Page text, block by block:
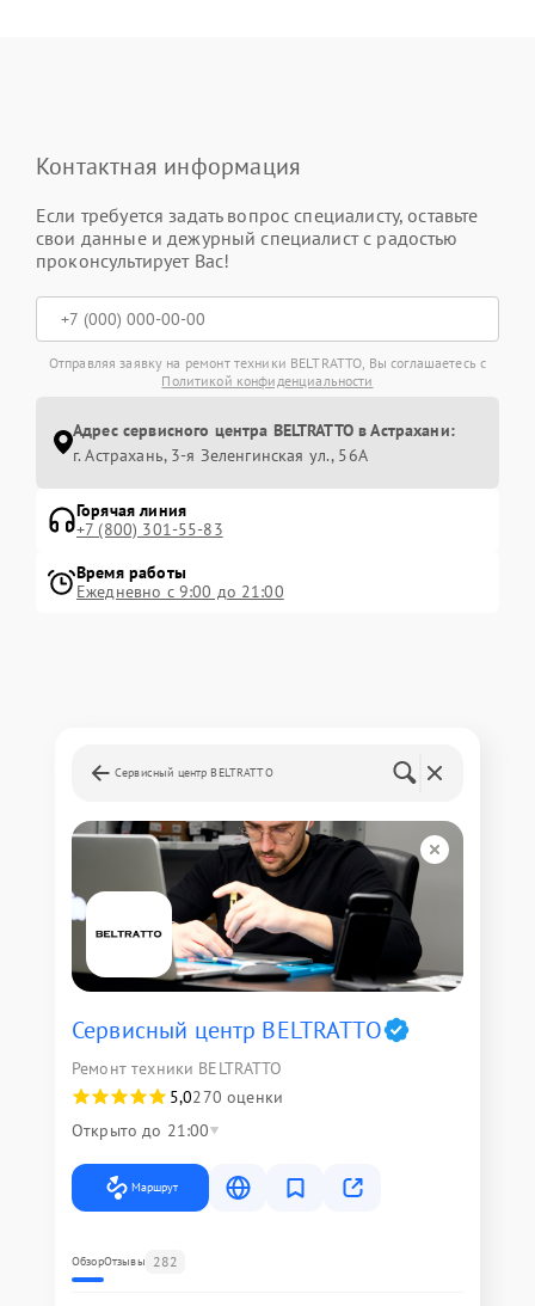
Контактная информация
Если требуется задать вопрос специалисту, оставьте
свои данные и дежурный специалист с радостью
проконсультирует Вас!
Отправляя заявку на ремонт техники BELTRATTO, Вы соглашаетесь с
Политикой конфиденциальности
Адрес сервисного центра BELTRATTO в Астрахани:
г. Астрахань, 3-я Зеленгинская ул., 56А
Горячая линия
+7 (800) 301-55-83
Время работы
Ежедневно с 9:00 до 21:00
Сервисный центр BELTRATTO
Сервисный центр BELTRATTO
Ремонт техники BELTRATTO
5,0270 оценки
Открыто до 21:00
Маршрут
ОбзорОтзывы 282